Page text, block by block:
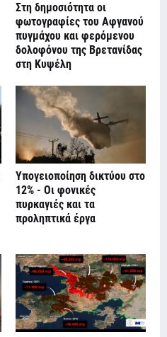
Στη δημοσιότητα οι
φωτογραφίες του Αφγανού
πυγμάχου και φερόμενου
δολοφόνου της Βρετανίδας
στη Κυψέλη
Υπογειοποίηση δικτύου στο
12% - Οι φονικές
πυρκαγιές και τα
προληπτικά έργα